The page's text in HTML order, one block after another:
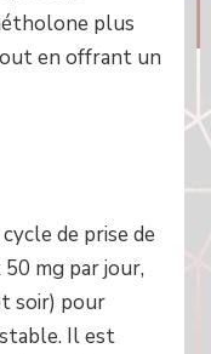
plus
en offrant un
de prise de
mg par jour,
soir) pour
Il est